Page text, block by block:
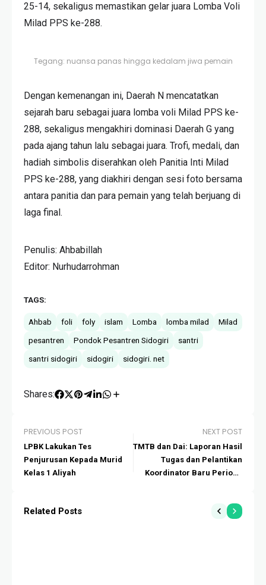
25-14, sekaligus memastikan gelar juara Lomba Voli
Milad PPS ke-288.
Tegang: nuansa panas hingga kedalam jiwa pemain
Dengan kemenangan ini, Daerah N mencatatkan
sejarah baru sebagai juara lomba voli Milad PPS ke-
288, sekaligus mengakhiri dominasi Daerah G yang
pada ajang tahun lalu sebagai juara. Trofi, medali, dan
hadiah simbolis diserahkan oleh Panitia Inti Milad
PPS ke-288, yang diakhiri dengan sesi foto bersama
antara panitia dan para pemain yang telah berjuang di
laga final.
Penulis: Ahbabillah
Editor: Nurhudarrohman
TAGS:
Ahbab foli foly islam Lomba lomba milad
Milad
pesantren
Pondok Pesantren Sidogiri
santri
santri sidogiri
sidogiri sidogiri. net
Shares:
PREVIOUS POST
LPBK Lakukan Tes
Penjurusan Kepada Murid
Kelas 1 Aliyah
NEXT POST
TMTB dan Dai: Laporan Hasil
Tugas dan Pelantikan
Koordinator Baru Periode
Related Posts